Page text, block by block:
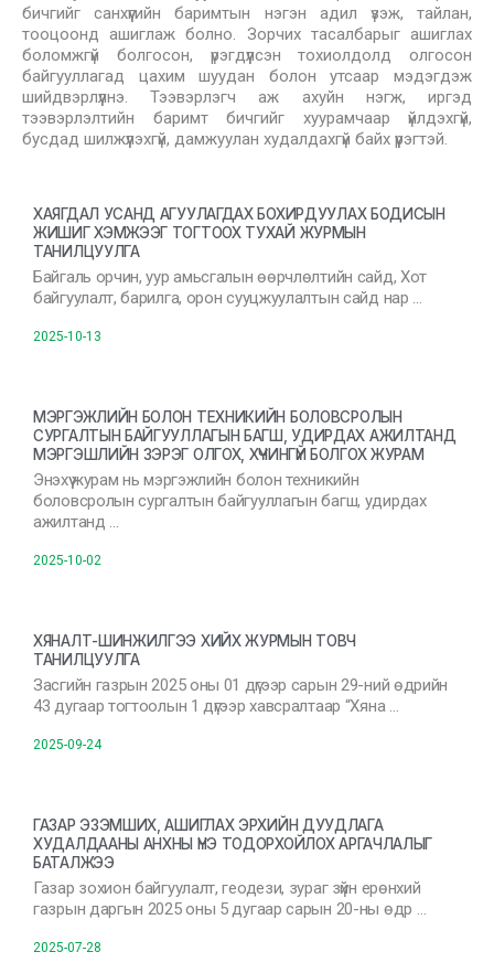
бичгийг санхүүгийн баримтын нэгэн адил үзэж, тайлан,
тооцоонд ашиглаж болно. Зорчих тасалбарыг ашиглах
боломжгүй болгосон, үрэгдүүлсэн тохиолдолд олгосон
байгууллагад цахим шуудан болон утсаар мэдэгдэж
шийдвэрлүүлнэ. Тээвэрлэгч аж ахуйн нэгж, иргэд
тээвэрлэлтийн баримт бичгийг хуурамчаар үйлдэхгүй,
бусдад шилжүүлэхгүй, дамжуулан худалдахгүй байх үүрэгтэй.
ХАЯГДАЛ УСАНД АГУУЛАГДАХ БОХИРДУУЛАХ БОДИСЫН
ЖИШИГ ХЭМЖЭЭГ ТОГТООХ ТУХАЙ ЖУРМЫН
ТАНИЛЦУУЛГА
Байгаль орчин, уур амьсгалын өөрчлөлтийн сайд, Хот
байгуулалт, барилга, орон сууцжуулалтын сайд нар …
2025-10-13
МЭРГЭЖЛИЙН БОЛОН ТЕХНИКИЙН БОЛОВСРОЛЫН
СУРГАЛТЫН БАЙГУУЛЛАГЫН БАГШ, УДИРДАХ АЖИЛТАНД
МЭРГЭШЛИЙН ЗЭРЭГ ОЛГОХ, ХҮЧИНГҮЙ БОЛГОХ ЖУРАМ
Энэхүү журам нь мэргэжлийн болон техникийн
боловсролын сургалтын байгууллагын багш, удирдах
ажилтанд …
2025-10-02
ХЯНАЛТ-ШИНЖИЛГЭЭ ХИЙХ ЖУРМЫН ТОВЧ
ТАНИЛЦУУЛГА
Засгийн газрын 2025 оны 01 дүгээр сарын 29-ний өдрийн
43 дугаар тогтоолын 1 дүгээр хавсралтаар “Хяна …
2025-09-24
ГАЗАР ЭЗЭМШИХ, АШИГЛАХ ЭРХИЙН ДУУДЛАГА
ХУДАЛДААНЫ АНХНЫ ҮНЭ ТОДОРХОЙЛОХ АРГАЧЛАЛЫГ
БАТАЛЖЭЭ
Газар зохион байгуулалт, геодези, зураг зүйн ерөнхий
газрын даргын 2025 оны 5 дугаар сарын 20-ны өдр …
2025-07-28